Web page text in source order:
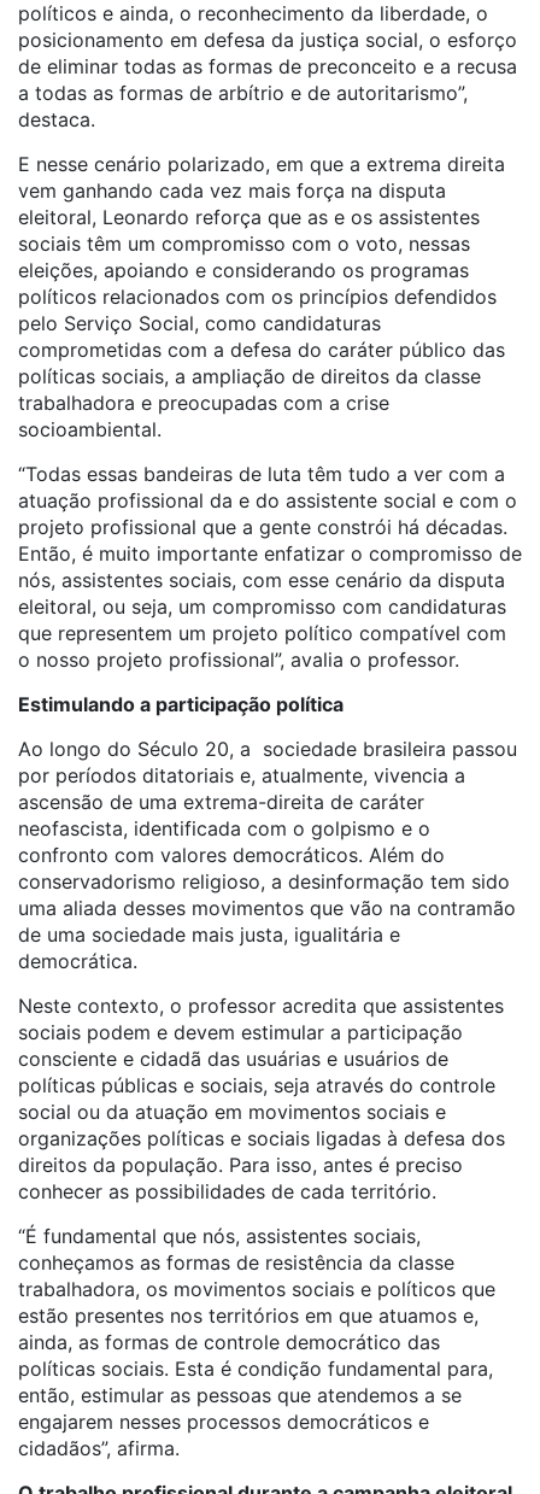
políticos e ainda, o reconhecimento da liberdade, o
posicionamento em defesa da justiça social, o esforço
de eliminar todas as formas de preconceito e a recusa
a todas as formas de arbítrio e de autoritarismo”,
destaca.
E nesse cenário polarizado, em que a extrema direita
vem ganhando cada vez mais força na disputa
eleitoral, Leonardo reforça que as e os assistentes
sociais têm um compromisso com o voto, nessas
eleições, apoiando e considerando os programas
políticos relacionados com os princípios defendidos
pelo Serviço Social, como candidaturas
comprometidas com a defesa do caráter público das
políticas sociais, a ampliação de direitos da classe
trabalhadora e preocupadas com a crise
socioambiental.
“Todas essas bandeiras de luta têm tudo a ver com a
atuação profissional da e do assistente social e com o
projeto profissional que a gente constrói há décadas.
Então, é muito importante enfatizar o compromisso de
nós, assistentes sociais, com esse cenário da disputa
eleitoral, ou seja, um compromisso com candidaturas
que representem um projeto político compatível com
o nosso projeto profissional”, avalia o professor.
Estimulando a participação política
Ao longo do Século 20, a sociedade brasileira passou
por períodos ditatoriais e, atualmente, vivencia a
ascensão de uma extrema-direita de caráter
neofascista, identificada com o golpismo e o
confronto com valores democráticos. Além do
conservadorismo religioso, a desinformação tem sido
uma aliada desses movimentos que vão na contramão
de uma sociedade mais justa, igualitária e
democrática.
Neste contexto, o professor acredita que assistentes
sociais podem e devem estimular a participação
consciente e cidadã das usuárias e usuários de
políticas públicas e sociais, seja através do controle
social ou da atuação em movimentos sociais e
organizações políticas e sociais ligadas à defesa dos
direitos da população. Para isso, antes é preciso
conhecer as possibilidades de cada território.
“É fundamental que nós, assistentes sociais,
conheçamos as formas de resistência da classe
trabalhadora, os movimentos sociais e políticos que
estão presentes nos territórios em que atuamos e,
ainda, as formas de controle democrático das
políticas sociais. Esta é condição fundamental para,
então, estimular as pessoas que atendemos a se
engajarem nesses processos democráticos e
cidadãos”, afirma.